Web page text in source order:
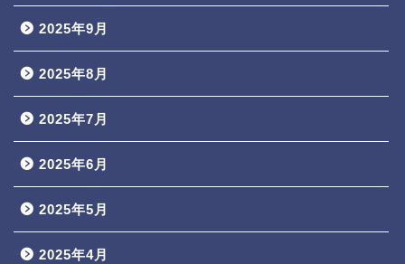
2025年9月
2025年8月
2025年7月
2025年6月
2025年5月
2025年4月